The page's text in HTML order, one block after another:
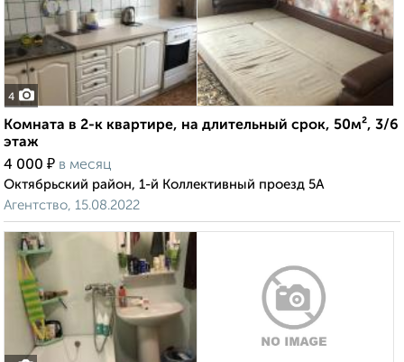
4
Комната в 2-к квартире, на длительный срок, 50м², 3/6
этаж
4 000 ₽ в месяц
Октябрьский район, 1-й Коллективный проезд 5А
Агентство, 15.08.2022